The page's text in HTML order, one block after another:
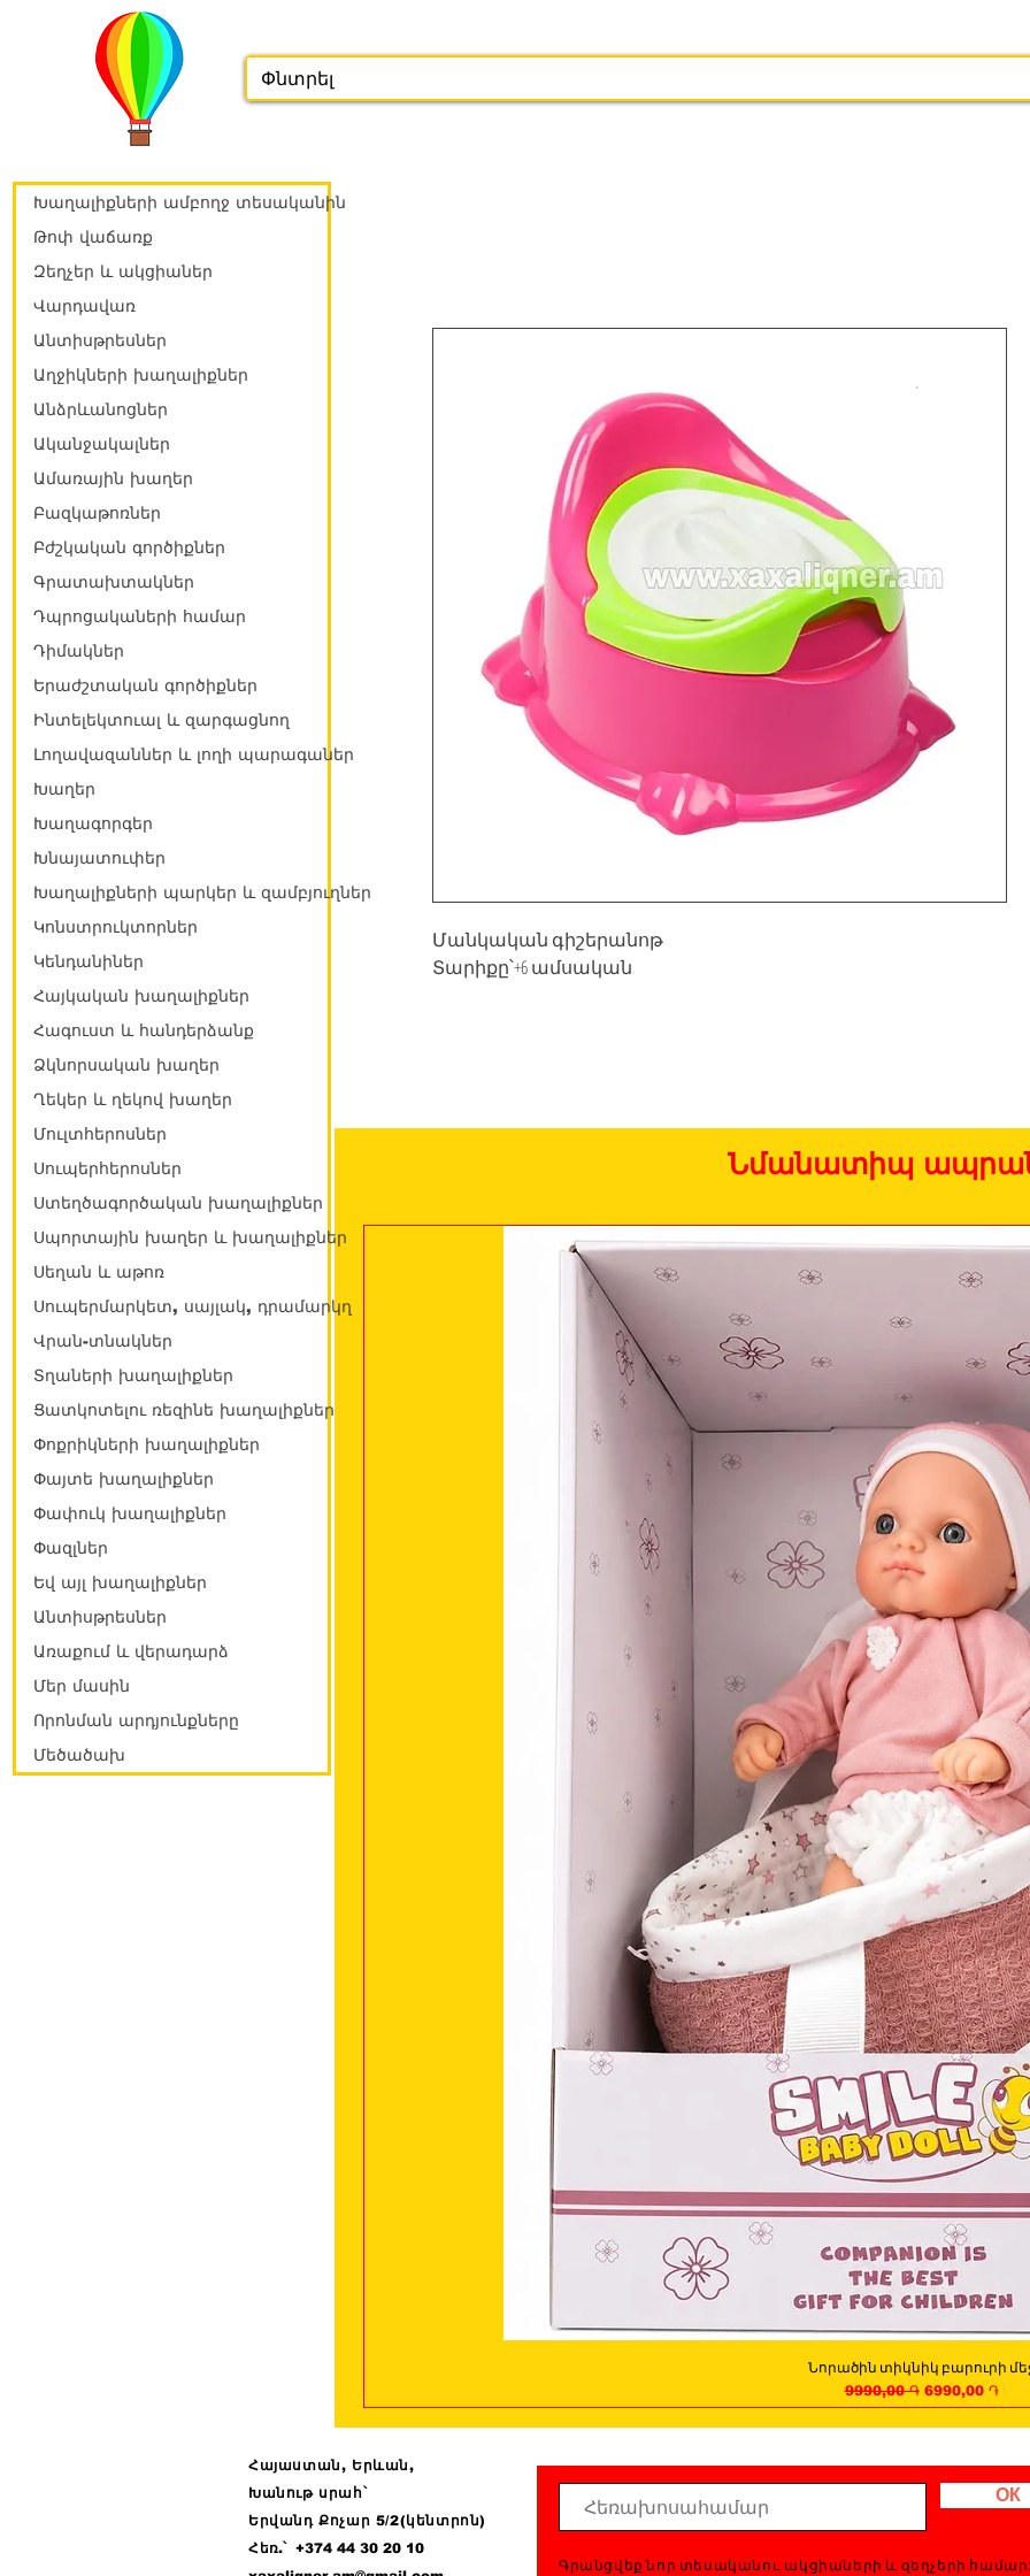
Մանկական գիշերանոթ
Տարիքը՝+6 ամսական
Նմանատիպ
Quick View
Նորածին տիկնիկ բարուրի
Regular Price
9990,00 ֏ Sale Price
6990,00 ֏
Խաղալիքների ամբողջ տեսականին
Թոփ վաճառք
Զեղչեր և ակցիաներ
Վարդավառ
Անտիսթրեսներ
Աղջիկների խաղալիքներ
Անձրևանոցներ
Ականջակալներ
Ամառային խաղեր
Բազկաթոռներ
Բժշկական գործիքներ
Գրատախտակներ
Դպրոցակաների համար
Դիմակներ
Երաժշտական գործիքներ
Ինտելեկտուալ և զարգացնող
Լողավազաններ և լողի պարագաներ
Խաղեր
Խաղագորգեր
Խնայատուփեր
Խաղալիքների պարկեր և զամբյուղներ
Կոնստրուկտորներ
Կենդանիներ
Հայկական խաղալիքներ
Հագուստ և հանդերձանք
Ձկնորսական խաղեր
Ղեկեր և ղեկով խաղեր
Մուլտհերոսներ
Սուպերհերոսներ
Ստեղծագործական խաղալիքներ
Սպորտային խաղեր և խաղալիքներ
Սեղան և աթոռ
Սուպերմարկետ, սայլակ, դրամարկղ
Վրան-տնակներ
Տղաների խաղալիքներ
Ցատկոտելու ռեզինե խաղալիքներ
Փոքրիկների խաղալիքներ
Փայտե խաղալիքներ
Փափուկ խաղալիքներ
Փազլներ
Եվ այլ խաղալիքներ
Անտիսթրեսներ
Առաքում և վերադարձ
Մեր մասին
Որոնման արդյունքները
Մեծածախ
Հայաստան, Երևան,
Խանութ սրահ՝
Երվանդ Քոչար 5/2(կենտրոն)
Հեռ.՝ +374 4430 20 10
ОК
Գրանցվեք նոր տեսականու, ակցիաների և զեղչերի